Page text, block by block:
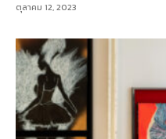
ตุลาคม 12, 2023